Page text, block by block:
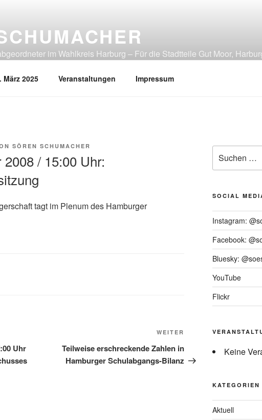
im Wahlkreis Harburg – Für die Stadtteile Gut Moor,
2025 Veranstaltungen Impressum
SÖREN SCHUMACHER
/ 15:00 Uhr:
tagt im Plenum des Hamburger
Uhr
Nächster
Beitrag
WEITER
Teilweise erschreckende Zahlen in
Hamburger Schulabgangs-Bilanz
nach:
SOCIAL
Instagram:
Facebook:
Bluesky:
YouTube
Flickr
Keine
KATEGORIEN
Aktuell